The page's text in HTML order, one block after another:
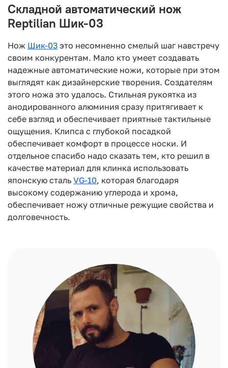
Складной автоматический нож
Reptilian Шик-03
Нож Шик-03 это несомненно смелый шаг навстречу
своим конкурентам. Мало кто умеет создавать
надежные автоматические ножи, которые при этом
выглядят как дизайнерские творения. Создателям
этого ножа это удалось. Стильная рукоятка из
анодированного алюминия сразу притягивает к
себе взгляд и обеспечивает приятные тактильные
ощущения. Клипса с глубокой посадкой
обеспечивает комфорт в процессе носки. И
отдельное спасибо надо сказать тем, кто решил в
качестве материал для клинка использовать
японскую сталь VG-10, которая благодаря
высокому содержанию углерода и хрома,
обеспечивает ножу отличные режущие свойства и
долговечность.